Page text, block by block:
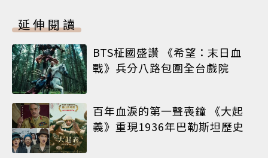
延伸閱讀
BTS柾國盛讚 《希望：末日血
戰》兵分八路包圍全台戲院
百年血淚的第一聲喪鐘 《大起
義》重現1936年巴勒斯坦歷史